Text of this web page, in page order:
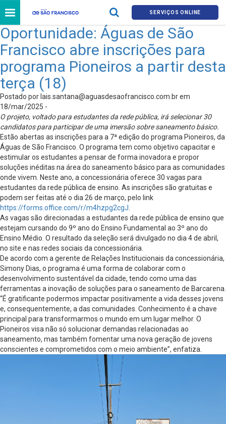
SERVIÇOS ONLINE
Oportunidade: Águas de São
Francisco abre inscrições para
programa Pioneiros a partir desta
terça (18)
Postado por lais.santana@aguasdesaofrancisco.com.brem
18/mar/2025 -
O projeto, voltado para estudantes da rede pública, irá selecionar 30
candidatos para participar de uma imersão sobre saneamento básico.
Estão abertas as inscrições para a 7ª edição do programa Pioneiros, da
Águas de São Francisco. O programa tem como objetivo capacitar e
estimular os estudantes a pensar de forma inovadora e propor
soluções inéditas na área do saneamento básico para as comunidades
onde vivem. Neste ano, a concessionária oferece 30 vagas para
estudantes da rede pública de ensino. As inscrições são gratuitas e
podem ser feitas até o dia 26 de março, pelo link
https://forms.office.com/r/m4hzpg2cgJ
As vagas são direcionadas a estudantes da rede pública de ensino que
estejam cursando do 9º ano do Ensino Fundamental ao 3º ano do
Ensino Médio. O resultado da seleção será divulgado no dia 4 de abril,
no site e nas redes sociais da concessionária.
De acordo com a gerente de Relações Institucionais da concessionária,
Simony Dias, o programa é uma forma de colaborar com o
desenvolvimento sustentável da cidade, tendo como uma das
ferramentas a inovação de soluções para o saneamento de Barcarena.
“É gratificante podermos impactar positivamente a vida desses jovens
e, consequentemente, a das comunidades. Conhecimento é a chave
principal para transformarmos o mundo em um lugar melhor. O
Pioneiros visa não só solucionar demandas relacionadas ao
saneamento, mas também fomentar uma nova geração de jovens
conscientes e comprometidos com o meio ambiente”, enfatiza.